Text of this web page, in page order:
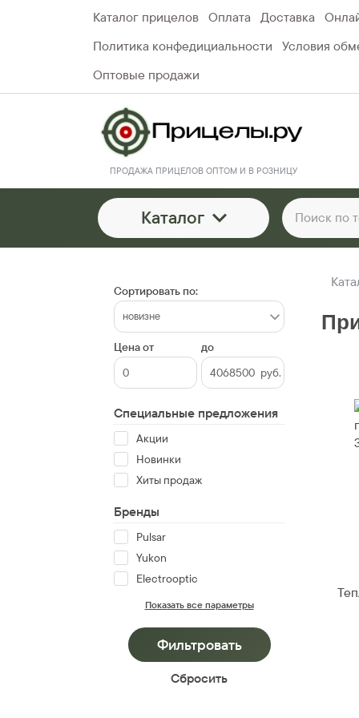
Каталог прицелов Оплата Доставка
Политика конфедициальности
Условия
Оптовые продажи
ПРОДАЖА ПРИЦЕЛОВ ОПТОМ И В РОЗНИЦУ
Каталог
Сортировать по:
Цена от
до
руб.
Специальные предложения
Акции
Новинки
Хиты продаж
Бренды
Pulsar
Yukon
Electrooptic
Показать все параметры
Cбросить